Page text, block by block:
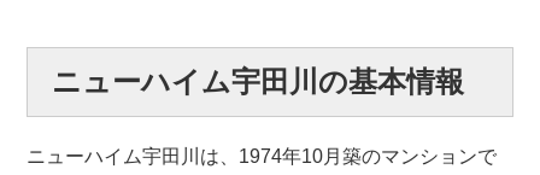
ニューハイム宇田川の基本情報
ニューハイム宇田川は、1974年10月築のマンションで